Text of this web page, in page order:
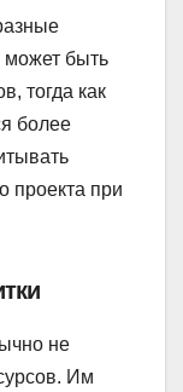
может быть
тогда как
более
проекта при
не
Им